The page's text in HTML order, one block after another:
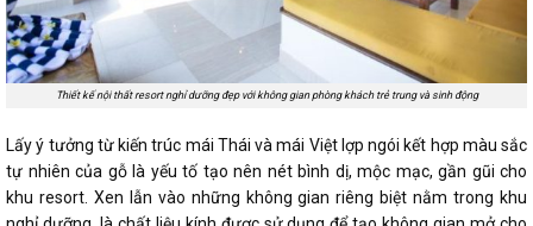
Thiết kế nội thất resort nghỉ dưỡng đẹp với không gian phòng khách trẻ trung và sinh động
Lấy ý tưởng từ kiến trúc mái Thái và mái Việt lợp ngói kết hợp màu sắc
tự nhiên của gỗ là yếu tố tạo nên nét bình dị, mộc mạc, gần gũi cho
khu resort. Xen lẫn vào những không gian riêng biệt nằm trong khu